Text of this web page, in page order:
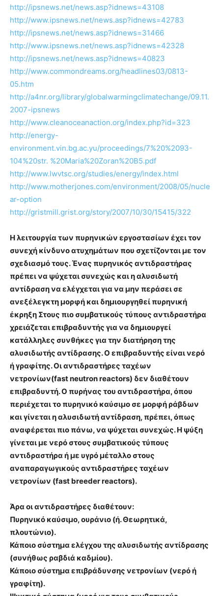
http://ipsnews.net/news.asp?idnews=43108
http://www.ipsnews.net/news.asp?idnews=42783
http://ipsnews.net/news.asp?idnews=31466
http://www.ipsnews.net/news.asp?idnews=42328
http://ipsnews.net/news.asp?idnews=40823
http://www.commondreams.org/headlines03/0813-
05.htm
http://a4nr.org/library/globalwarmingclimatechange/09.11.
2007-ipsnews
http://www.cleanoceanaction.org/index.php?id=323
http://energy-
environment.vin.bg.ac.yu/proceedings/7%20%2093-
104%20str. %20Maria%20Zoran%20B5.pdf
http://www.lwvtsc.org/studies/energy/index.html
http://www.motherjones.com/environment/2008/05/nucle
ar-option
http://gristmill.grist.org/story/2007/10/30/15415/322
Η λειτουργία των πυρηνικών εργοστασίων έχει τον
συνεχή κίνδυνο ατυχημάτων που σχετίζονται με τον
σχεδιασμό τους. Ένας πυρηνικός αντιδραστήρας
πρέπει να ψύχεται συνεχώς και η αλυσιδωτή
αντίδραση να ελέγχεται για να μην περάσει σε
ανεξέλεγκτη μορφή και δημιουργηθεί πυρηνική
έκρηξη Στους πιο συμβατικούς τύπους αντιδραστήρα
χρειάζεται επιβραδυντής για να δημιουργεί
κατάλληλες συνθήκες για την διατήρηση της
αλυσιδωτής αντίδρασης. Ο επιβραδυντής είναι νερό
ή γραφίτης. Οι αντιδραστήρες ταχέων
νετρονίων(fast neutron reactors) δεν διαθέτουν
επιβραδυντή. Ο πυρήνας του αντιδραστήρα, όπου
περιέχεται το πυρηνικό καύσιμο σε μορφή ράβδων
και γίνεται η αλυσιδωτή αντίδραση, πρέπει, όπως
αναφέρεται πιο πάνω, να ψύχεται συνεχώς. Η ψύξη
γίνεται με νερό στους συμβατικούς τύπους
αντιδραστήρα ή με υγρό μέταλλο στους
αναπαραγωγικούς αντιδραστήρες ταχέων
νετρονίων (fast breeder reactors).
Άρα οι αντιδραστήρες διαθέτουν:
Πυρηνικό καύσιμο, ουράνιο (ή. Θεωρητικά,
πλουτώνιο).
Κάποιο σύστημα ελέγχου της αλυσιδωτής αντίδρασης
(συνήθως ραβδιά καδμίου).
Κάποιο σύστημα επιβράδυνσης νετρονίων (νερό ή
γραφίτη).